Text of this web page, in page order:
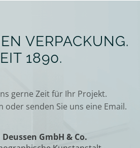
VERPACKUNG.
1890.
gerne Zeit für Ihr Projekt.
oder senden Sie uns eine Email.
GmbH & Co.